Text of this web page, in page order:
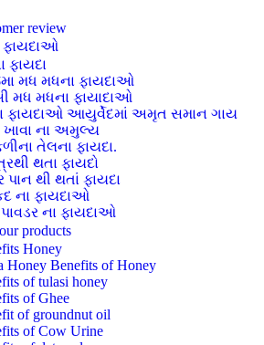
review
ફાયદાઓ
ફાયદા
મધ મધના ફાયદાઓ
મધ મધના ફાયાદાઓ
ફાયદાઓ આયુર્વેદમાં અમૃત સમાન ગાય
ખાવા ના અમુલ્ય
તેલના ફાયદા.
થતા ફાયદો
થી થતાં ફાયદા
ના ફાયદાઓ
ના ફાયદાઓ
products
Honey
Honey Benefits of Honey
of tulasi honey
of Ghee
of groundnut oil
of Cow Urine